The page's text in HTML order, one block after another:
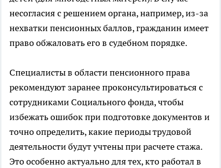
несогласия с решением органа, например, из-за
нехватки пенсионных баллов, гражданин имеет
право обжаловать его в судебном порядке.
Специалисты в области пенсионного права
рекомендуют заранее проконсультироваться с
сотрудниками Социального фонда, чтобы
избежать ошибок при подготовке документов и
точно определить, какие периоды трудовой
деятельности будут учтены при расчете стажа.
Это особенно актуально для тех, кто работал в